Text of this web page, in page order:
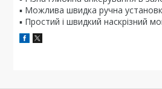
▪ Можлива швидка ручна
▪ Простий і швидкий наскрізний